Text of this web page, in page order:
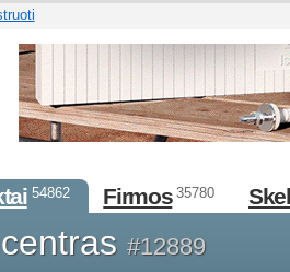
54862 Firmos 35780
#12889